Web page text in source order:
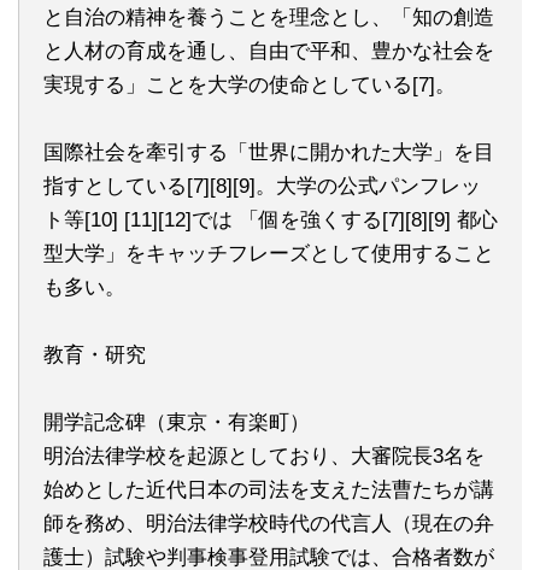
と自治の精神を養うことを理念とし、「知の創造
と人材の育成を通し、自由で平和、豊かな社会を
実現する」ことを大学の使命としている[7]。
国際社会を牽引する「世界に開かれた大学」を目
指すとしている[7][8][9]。大学の公式パンフレッ
ト等[10] [11][12]では 「個を強くする[7][8][9] 都心
型大学」をキャッチフレーズとして使用すること
も多い。
教育・研究
開学記念碑（東京・有楽町）
明治法律学校を起源としており、大審院長3名を
始めとした近代日本の司法を支えた法曹たちが講
師を務め、明治法律学校時代の代言人（現在の弁
護士）試験や判事検事登用試験では、合格者数が